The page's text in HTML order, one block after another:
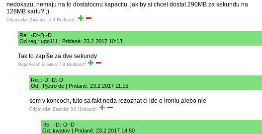
nedokazu, nemaju na to dostatocnu kapacitu, jak by si chcel dostat 290MB za sekundu na
128MB kartu? ;)
Odpovedať Známka: -3.3 Hodnotiť:
Re: :-D:-D:-D
Od reg.: ugo111 | Pridané: 23.2.2017 10:13
Tak to zapíše za dve sekundy
Odpovedať Známka: 7.9 Hodnotiť:
Re: :-D:-D:-D
Od: :Pjetro de | Pridané: 23.2.2017 11:15
som v koncoch, tuto sa fakt neda rozoznat ci ide o ironiu alebo nie
Odpovedať Známka: 8.8 Hodnotiť:
Re: :-D:-D:-D
Od: kwatov | Pridané: 23.2.2017 14:50